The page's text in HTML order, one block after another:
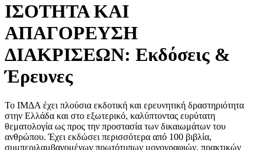
ΙΣΟΤΗΤΑ ΚΑΙ
ΑΠΑΓΟΡΕΥΣΗ
ΔΙΑΚΡΙΣΕΩΝ: Εκδόσεις &
Έρευνες
Το ΙΜΔΑ έχει πλούσια εκδοτική και ερευνητική δραστηριότητα
στην Ελλάδα και στο εξωτερικό, καλύπτοντας ευρύτατη
θεματολογία ως προς την προστασία των δικαιωμάτων του
ανθρώπου. Έχει εκδώσει περισσότερα από 100 βιβλία,
συμπεριλαμβανομένων πρωτότυπων μονογραφιών, πρακτικών